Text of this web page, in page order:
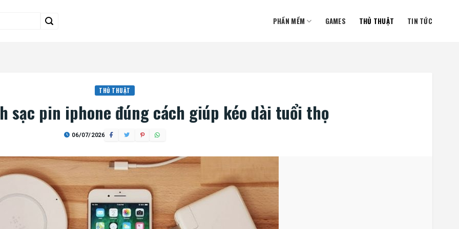
PHẦN MỀM GAMES THỦ THUẬT TIN TỨC
THỦ THUẬT
sạc pin iphone đúng cách giúp kéo dài tuổi thọ
06/07/2026